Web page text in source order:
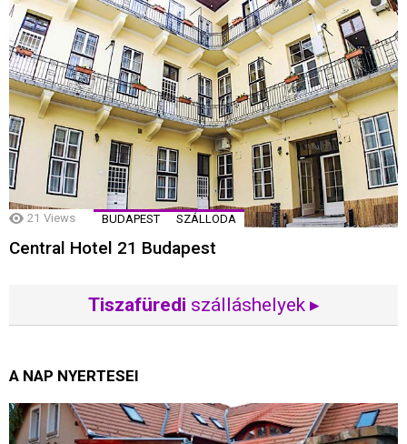
21 Views BUDAPEST SZÁLLODA
Central Hotel 21 Budapest
Tiszafüredi szálláshelyek ▸
A NAP NYERTESEI